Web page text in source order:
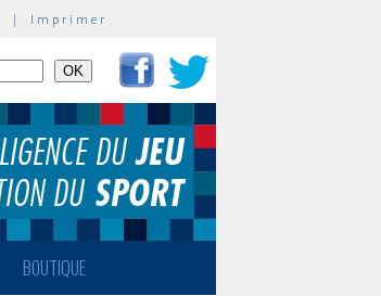
| Imprimer
BOUTIQUE